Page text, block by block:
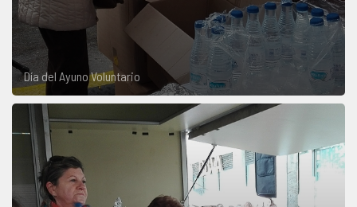
Día del Ayuno Voluntario